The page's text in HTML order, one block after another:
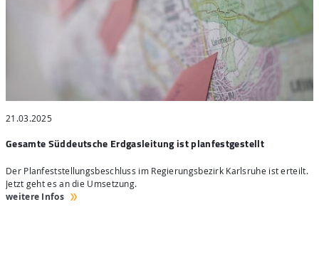
21.03.2025
Gesamte Süddeutsche Erdgasleitung ist planfestgestellt
Der Planfeststellungsbeschluss im Regierungsbezirk Karlsruhe ist erteilt.
Jetzt geht es an die Umsetzung.
weitere Infos